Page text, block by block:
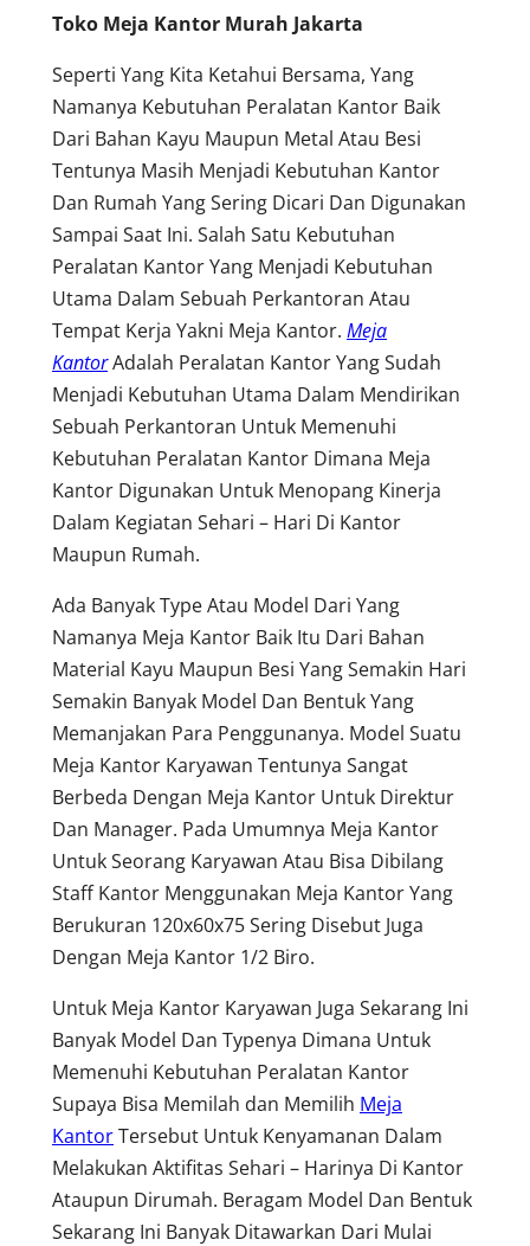
Toko Meja Kantor Murah Jakarta
Seperti Yang Kita Ketahui Bersama, Yang
Namanya Kebutuhan Peralatan Kantor Baik
Dari Bahan Kayu Maupun Metal Atau Besi
Tentunya Masih Menjadi Kebutuhan Kantor
Dan Rumah Yang Sering Dicari Dan Digunakan
Sampai Saat Ini. Salah Satu Kebutuhan
Peralatan Kantor Yang Menjadi Kebutuhan
Utama Dalam Sebuah Perkantoran Atau
Tempat Kerja Yakni Meja Kantor. Meja
KantorAdalah Peralatan Kantor Yang Sudah
Menjadi Kebutuhan Utama Dalam Mendirikan
Sebuah Perkantoran Untuk Memenuhi
Kebutuhan Peralatan Kantor Dimana Meja
Kantor Digunakan Untuk Menopang Kinerja
Dalam Kegiatan Sehari – Hari Di Kantor
Maupun Rumah.
Ada Banyak Type Atau Model Dari Yang
Namanya Meja Kantor Baik Itu Dari Bahan
Material Kayu Maupun Besi Yang Semakin Hari
Semakin Banyak Model Dan Bentuk Yang
Memanjakan Para Penggunanya. Model Suatu
Meja Kantor Karyawan Tentunya Sangat
Berbeda Dengan Meja Kantor Untuk Direktur
Dan Manager. Pada Umumnya Meja Kantor
Untuk Seorang Karyawan Atau Bisa Dibilang
Staff Kantor Menggunakan Meja Kantor Yang
Berukuran 120x60x75 Sering Disebut Juga
Dengan Meja Kantor 1/2 Biro.
Untuk Meja Kantor Karyawan Juga Sekarang Ini
Banyak Model Dan Typenya Dimana Untuk
Memenuhi Kebutuhan Peralatan Kantor
Supaya Bisa Memilah dan Memilih Meja
KantorTersebut Untuk Kenyamanan Dalam
Melakukan Aktifitas Sehari – Harinya Di Kantor
Ataupun Dirumah. Beragam Model Dan Bentuk
Sekarang Ini Banyak Ditawarkan Dari Mulai